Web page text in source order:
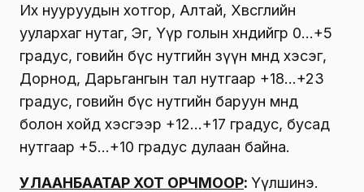
Их нууруудын хотгор, Алтай, Хөвсгөлийн
уулархаг нутаг, Эг, Үүр голын хөндийгөөр 0…+5
градус, говийн бүс нутгийн зүүн өмнөд хэсэг,
Дорнод, Дарьгангын тал нутгаар +18…+23
градус, говийн бүс нутгийн баруун өмнөд
болон хойд хэсгээр +12…+17 градус, бусад
нутгаар +5…+10 градус дулаан байна.
УЛААНБААТАР ХОТ ОРЧМООР: Үүлшинэ.